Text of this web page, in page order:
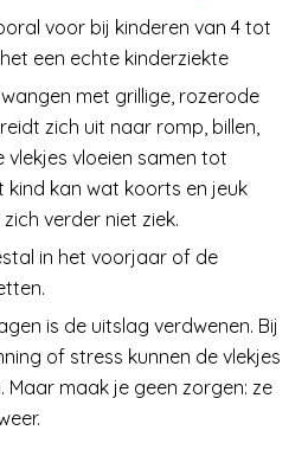
voor bij kinderen van 4 tot
een echte kinderziekte
met grillige, rozerode
zich uit naar romp, billen,
vlekjes vloeien samen tot
kind kan wat koorts en jeuk
verder niet ziek.
in het voorjaar of de
is de uitslag verdwenen. Bij
of stress kunnen de vlekjes
Maar maak je geen zorgen: ze